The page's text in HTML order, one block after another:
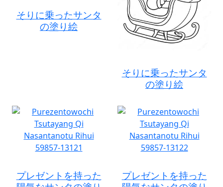
そりに乗ったサンタ
の塗り絵
そりに乗ったサンタ
の塗り絵
プレゼントを持った
プレゼントを持った